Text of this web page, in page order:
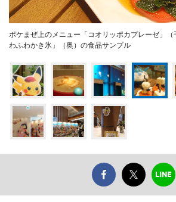
ポケまぜ上のメニュー「コオリッポカプレーゼ」
わふわかき氷」（奥）の食品サンプル